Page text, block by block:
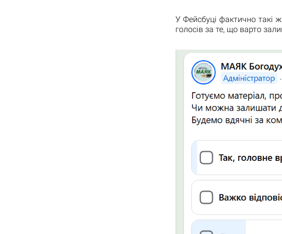
У Фейсбуці фактично такі
голосів за те, що варто